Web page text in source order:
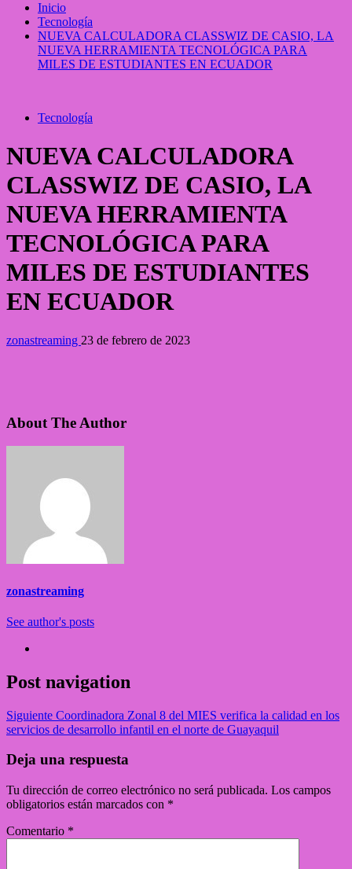
Inicio
Tecnología
NUEVA CALCULADORA CLASSWIZ DE CASIO, LA
NUEVA HERRAMIENTA TECNOLÓGICA PARA
MILES DE ESTUDIANTES EN ECUADOR
Tecnología
NUEVA CALCULADORA
CLASSWIZ DE CASIO, LA
NUEVA HERRAMIENTA
TECNOLÓGICA PARA
MILES DE ESTUDIANTES
EN ECUADOR
zonastreaming 23 de febrero de 2023
About The Author
zonastreaming
See author's posts
Post navigation
Siguiente Coordinadora Zonal 8 del MIES verifica la calidad en los
servicios de desarrollo infantil en el norte de Guayaquil
Deja una respuesta
Tu dirección de correo electrónico no será publicada. Los campos
obligatorios están marcados con *
Comentario *